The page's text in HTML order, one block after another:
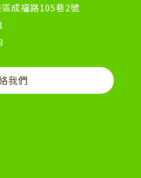
成福路105巷2號
我們